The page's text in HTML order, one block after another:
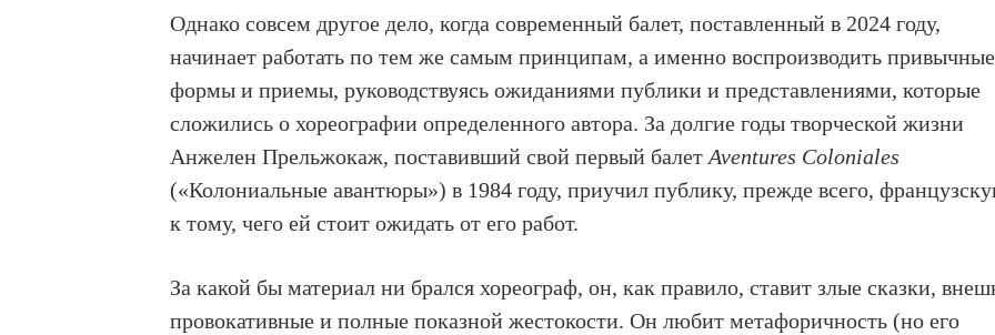
Однако совсем другое дело, когда современный балет, поставленный в 2024 году,
начинает работать по тем же самым принципам, а именно воспроизводить привычные
формы и приемы, руководствуясь ожиданиями публики и представлениями, которые
сложились о хореографии определенного автора. За долгие годы творческой жизни
Анжелен Прельжокаж, поставивший свой первый балетAventures Coloniales
(«Колониальные авантюры») в 1984 году, приучил публику, прежде всего,
к тому, чего ей стоит ожидать от его работ.
За какой бы материал ни брался хореограф, он, как правило, ставит злые сказки,
провокативные и полные показной жестокости. Он любит метафоричность (но его